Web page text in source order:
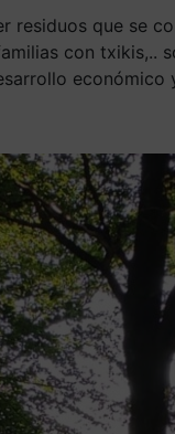
que se
con
económico